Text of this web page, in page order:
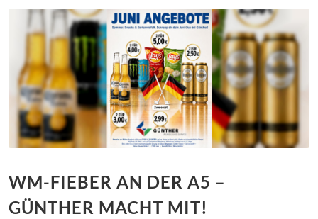
WM-FIEBER AN DER A5 –
GÜNTHER MACHT MIT!